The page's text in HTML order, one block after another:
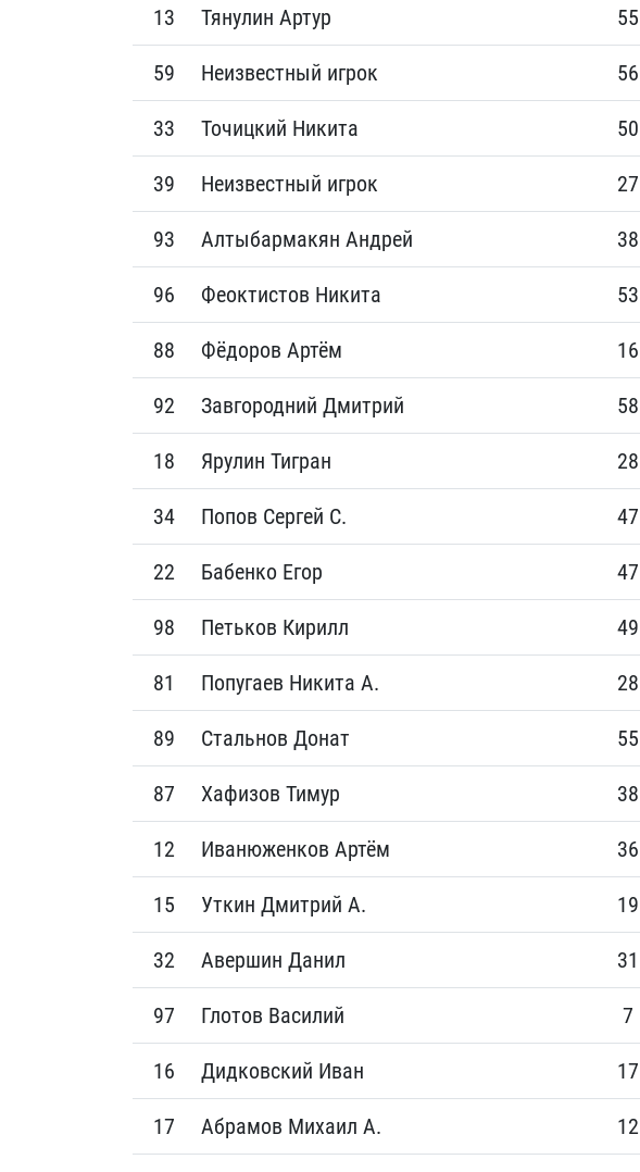
13 Тянулин Артур 55
59 Неизвестный игрок 56
33 Точицкий Никита 50
39 Неизвестный игрок 27
93 Алтыбармакян Андрей 38
96 Феоктистов Никита 53
88 Фёдоров Артём 16
92 Завгородний Дмитрий 58
18 Ярулин Тигран 28
34 Попов Сергей С. 47
22 Бабенко Егор 47
98 Петьков Кирилл 49
81 Попугаев Никита А. 28
89 Стальнов Донат 55
87 Хафизов Тимур 38
12 Иванюженков Артём 36
15 Уткин Дмитрий А. 19
32 Авершин Данил 31
97 Глотов Василий 7
16 Дидковский Иван 17
17 Абрамов Михаил А. 12